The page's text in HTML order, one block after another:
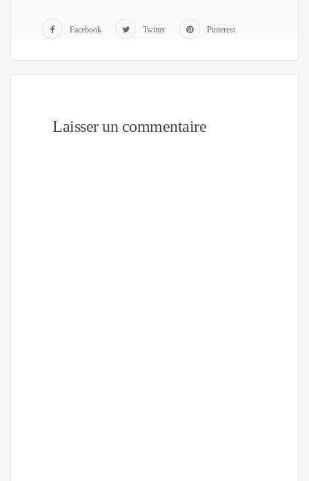
Facebook Twitter Pinterest
Laisser un commentaire